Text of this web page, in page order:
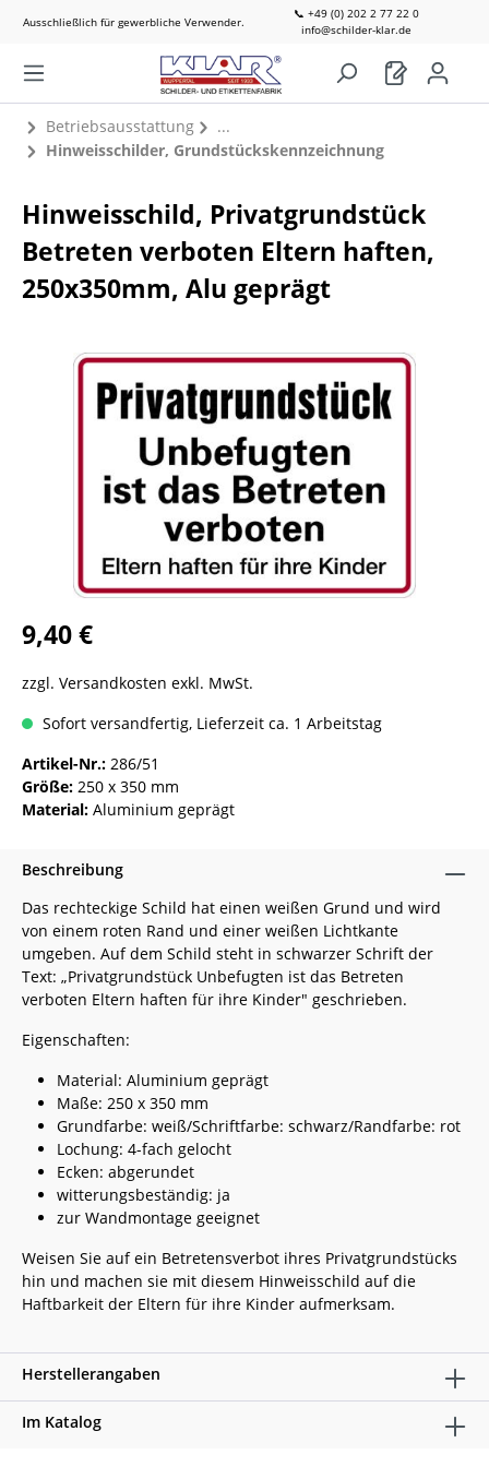
Ausschließlich für gewerbliche Verwender.
📞 +49 (0) 202 2 77 22 0
info@schilder-klar.de
Betriebsausstattung
Hinweisschilder, Grundstückskennzeichnung
Hinweisschild, Privatgrundstück
Betreten verboten Eltern haften,
250x350mm, Alu geprägt
9,40 €
zzgl. Versandkosten exkl. MwSt.
Sofort versandfertig, Lieferzeit ca. 1 Arbeitstag
Artikel-Nr.: 286/51
Größe: 250 x 350 mm
Material: Aluminium geprägt
Beschreibung
Das rechteckige Schild hat einen weißen Grund und wird
von einem roten Rand und einer weißen Lichtkante
umgeben. Auf dem Schild steht in schwarzer Schrift der
Text: „Privatgrundstück Unbefugten ist das Betreten
verboten Eltern haften für ihre Kinder" geschrieben.
Eigenschaften:
Material: Aluminium geprägt
Maße: 250 x 350 mm
Grundfarbe: weiß/Schriftfarbe: schwarz/Randfarbe: rot
Lochung: 4-fach gelocht
Ecken: abgerundet
witterungsbeständig: ja
zur Wandmontage geeignet
Weisen Sie auf ein Betretensverbot ihres Privatgrundstücks
hin und machen sie mit diesem Hinweisschild auf die
Haftbarkeit der Eltern für ihre Kinder aufmerksam.
Herstellerangaben
Im Katalog